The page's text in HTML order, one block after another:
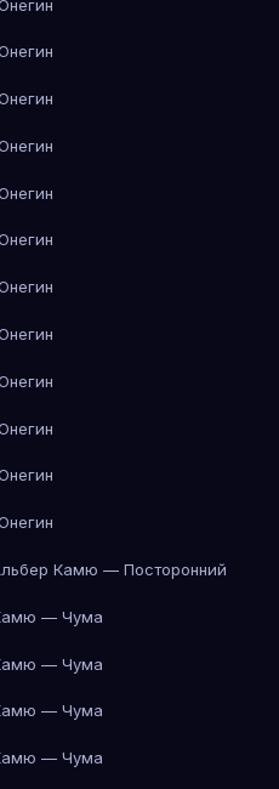
Камю — Посторонний
— Чума
— Чума
— Чума
— Чума